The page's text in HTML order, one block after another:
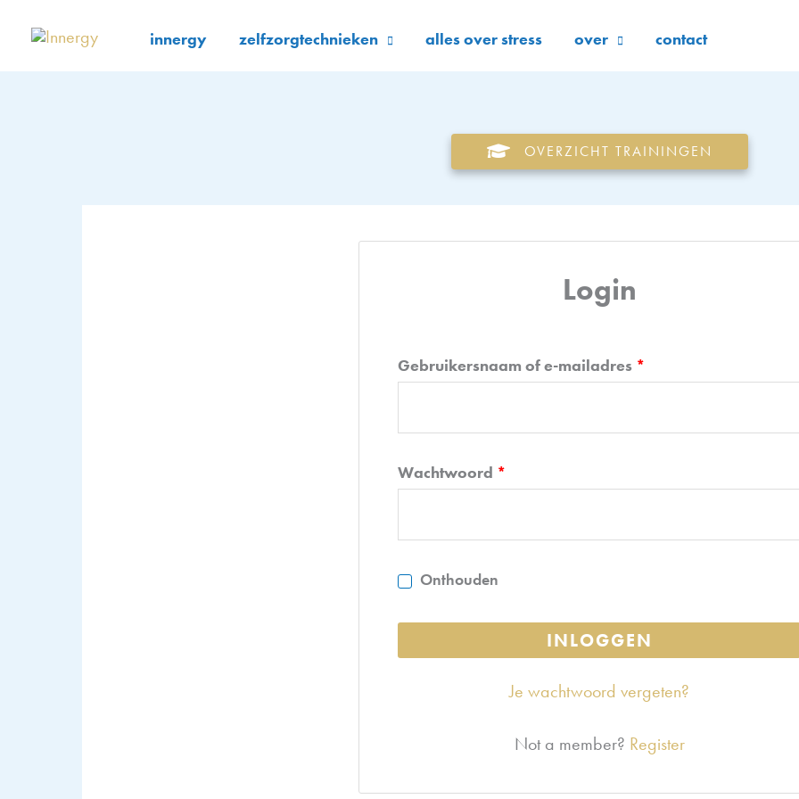
naar
innergy zelfzorgtechnieken alles over stress over contact
OVERZICHT TRAININGEN
Login
Gebruikersnaam of e-mailadres *
Wachtwoord *
Onthouden
INLOGGEN
Je wachtwoord vergeten?
Not a member? Register